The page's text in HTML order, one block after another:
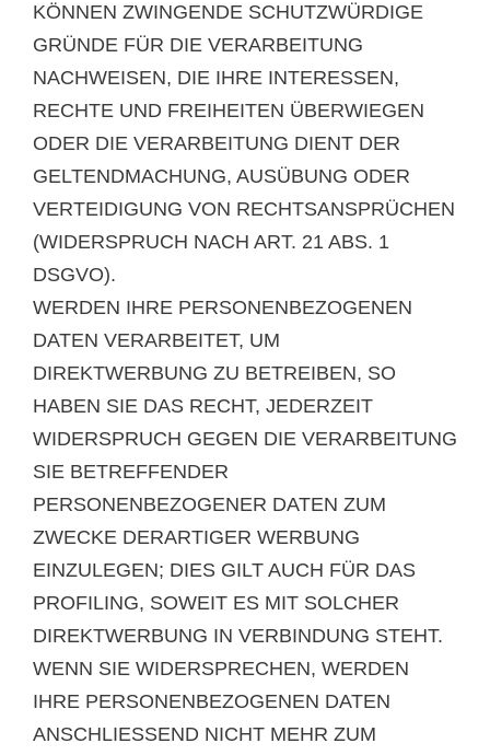
KÖNNEN ZWINGENDE SCHUTZWÜRDIGE
GRÜNDE FÜR DIE VERARBEITUNG
NACHWEISEN, DIE IHRE INTERESSEN,
RECHTE UND FREIHEITEN ÜBERWIEGEN
ODER DIE VERARBEITUNG DIENT DER
GELTENDMACHUNG, AUSÜBUNG ODER
VERTEIDIGUNG VON RECHTSANSPRÜCHEN
(WIDERSPRUCH NACH ART. 21 ABS. 1
DSGVO).
WERDEN IHRE PERSONENBEZOGENEN
DATEN VERARBEITET, UM
DIREKTWERBUNG ZU BETREIBEN, SO
HABEN SIE DAS RECHT, JEDERZEIT
WIDERSPRUCH GEGEN DIE VERARBEITUNG
SIE BETREFFENDER
PERSONENBEZOGENER DATEN ZUM
ZWECKE DERARTIGER WERBUNG
EINZULEGEN; DIES GILT AUCH FÜR DAS
PROFILING, SOWEIT ES MIT SOLCHER
DIREKTWERBUNG IN VERBINDUNG STEHT.
WENN SIE WIDERSPRECHEN, WERDEN
IHRE PERSONENBEZOGENEN DATEN
ANSCHLIESSEND NICHT MEHR ZUM